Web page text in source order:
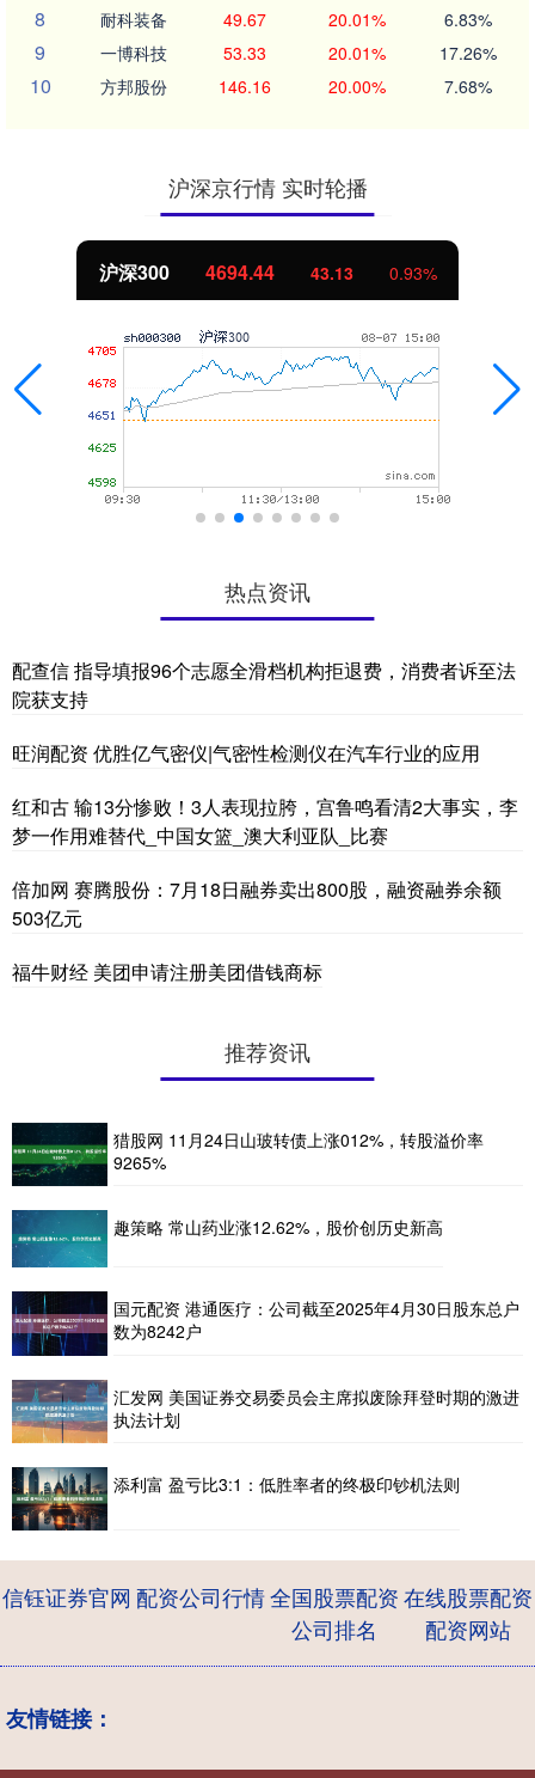
8 耐科装备 49.67 20.01% 6.83%
9 一博科技 53.33 20.01% 17.26%
10 方邦股份 146.16 20.00% 7.68%
沪深京行情 实时轮播
沪深300 4694.44 43.13 0.93%
热点资讯
配查信 指导填报96个志愿全滑档机构拒退费，消费者诉至法
院获支持
旺润配资 优胜亿气密仪|气密性检测仪在汽车行业的应用
红和古 输13分惨败！3人表现拉胯，宫鲁鸣看清2大事实，李
梦一作用难替代_中国女篮_澳大利亚队_比赛
倍加网 赛腾股份：7月18日融券卖出800股，融资融券余额
503亿元
福牛财经 美团申请注册美团借钱商标
推荐资讯
猎股网 11月24日山玻转债上涨012%，转股溢价率
9265%
趣策略 常山药业涨12.62%，股价创历史新高
国元配资 港通医疗：公司截至2025年4月30日股东总户
数为8242户
汇发网 美国证券交易委员会主席拟废除拜登时期的激进
执法计划
添利富 盈亏比3:1：低胜率者的终极印钞机法则
信钰证券官网 配资公司行情全国股票配资
公司排名
在线股票配资
配资网站
友情链接：